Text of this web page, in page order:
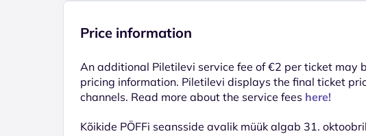
Price information
An additional Piletilevi service fee of €2 per ticket may
pricing information. Piletilevi displays the final ticket
channels. Read more about the service fees here!
Kõikide PÖFFi seansside avalik müük algab 31.